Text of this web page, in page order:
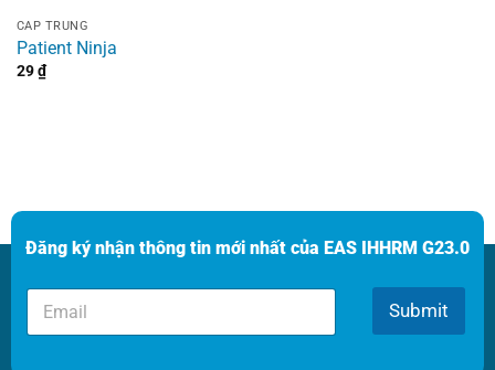
CẤP TRUNG
Patient Ninja
29₫
Đăng ký nhận thông tin mới nhất của EAS IHHRM G23.0
E
a
Submit